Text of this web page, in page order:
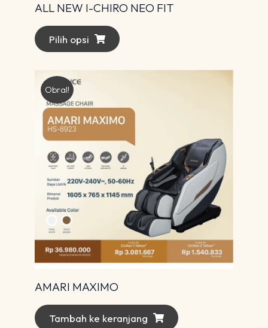
ALL NEW I-CHIRO NEO FIT
Pilih opsi
Obral!
AMARI MAXIMO
Tambah ke keranjang